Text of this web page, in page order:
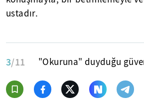
ustadır.
3/11 "Okuruna" duyduğu